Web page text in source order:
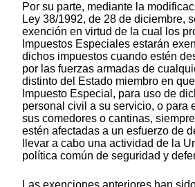
Por su parte, mediante la
Ley 38/1992, de 28 de diciembre,
exención en virtud de la cual los
Impuestos Especiales estarán
dichos impuestos cuando estén
por las fuerzas armadas de
distinto del Estado miembro en
Impuesto Especial, para uso de
personal civil a su servicio, o para
sus comedores o cantinas,
estén afectadas a un esfuerzo de
llevar a cabo una actividad de la
política común de seguridad y